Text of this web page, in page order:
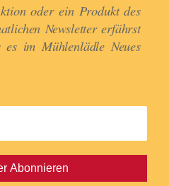
oder ein Produkt des
Newsletter erfährst
im Mühlenlädle Neues
Abonnieren